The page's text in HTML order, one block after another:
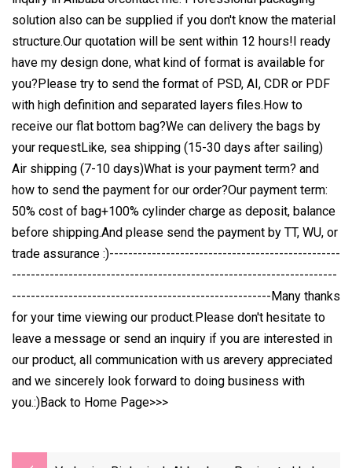
solution also can be supplied if you don't know the material
structure.Our quotation will be sent within 12 hours!I ready
have my design done, what kind of format is available for
you?Please try to send the format of PSD, AI, CDR or PDF
with high definition and separated layers files.How to
receive our flat bottom bag?We can delivery the bags by
your requestLike, sea shipping (15-30 days after sailing)
Air shipping (7-10 days)What is your payment term? and
how to send the payment for our order?Our payment term:
50% cost of bag+100% cylinder charge as deposit, balance
before shipping.And please send the payment by TT, WU, or
trade assurance :)-------------------------------------------------
---------------------------------------------------------------------
-------------------------------------------------------Many thanks
for your time viewing our product.Please don't hesitate to
leave a message or send an inquiry if you are interested in
our product, all communication with us arevery appreciated
and we sincerely look forward to doing business with
you.:)Back to Home Page>>>